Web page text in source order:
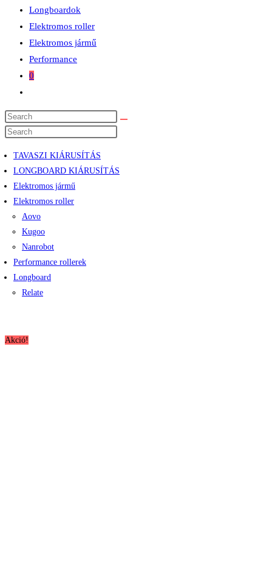
Longboardok
Elektromos roller
Elektromos jármű
Performance
0
search
TAVASZI KIÁRUSÍTÁS
LONGBOARD KIÁRUSÍTÁS
Elektromos jármű
Elektromos roller
Aovo
Kugoo
Nanrobot
Performance rollerek
Longboard
Relate
Akció!